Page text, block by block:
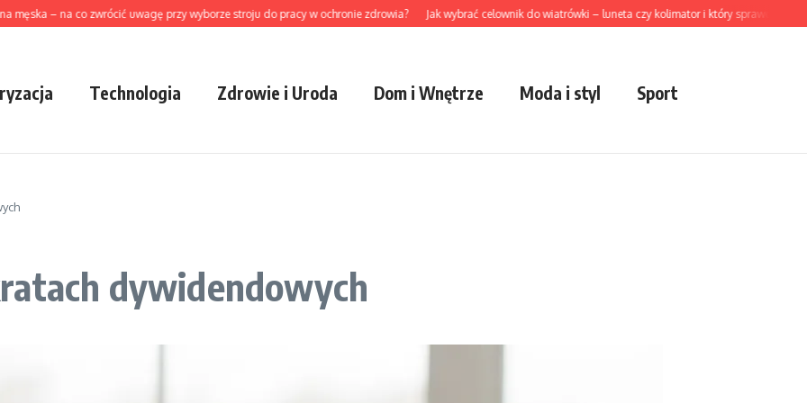
– na co zwrócić uwagę przy wyborze stroju do pracy w ochronie zdrowia? Jak wybrać celownik do wiatrówki – luneta czy kolimator i który sprawdzi się lepiej w
Technologia Zdrowie i Uroda Dom i Wnętrze Moda i styl Sport
dywidendowych